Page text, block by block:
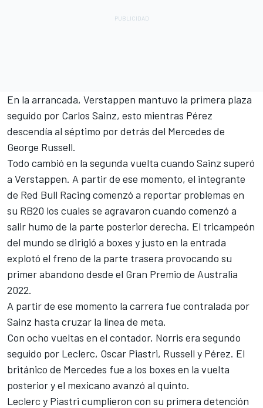
En la arrancada, Verstappen mantuvo la primera plaza
seguido por Carlos Sainz, esto mientras Pérez
descendía al séptimo por detrás del Mercedes de
George Russell.
Todo cambió en la segunda vuelta cuando Sainz superó
a Verstappen. A partir de ese momento, el integrante
de Red Bull Racing comenzó a reportar problemas en
su RB20 los cuales se agravaron cuando comenzó a
salir humo de la parte posterior derecha. El tricampeón
del mundo se dirigió a boxes y justo en la entrada
explotó el freno de la parte trasera provocando su
primer abandono desde el Gran Premio de Australia
2022.
A partir de ese momento la carrera fue contralada por
Sainz hasta cruzar la línea de meta.
Con ocho vueltas en el contador, Norris era segundo
seguido por Leclerc, Oscar Piastri, Russell y Pérez. El
británico de Mercedes fue a los boxes en la vuelta
posterior y el mexicano avanzó al quinto.
Leclerc y Piastri cumplieron con su primera detención